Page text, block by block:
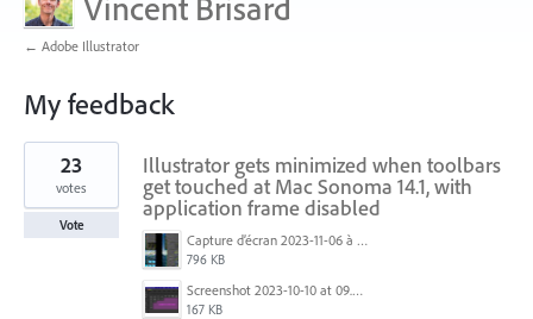
← Adobe Illustrator
My feedback
2
results
found
Illustrator gets minimized when toolbars
get touched at Mac Sonoma 14.1, with
application frame disabled
Capture d’écran 2023-11-06 à 21.11.28.jpg
796 KB
Screenshot 2023-10-10 at 09.40.50.png
167 KB
23
votes
Vote